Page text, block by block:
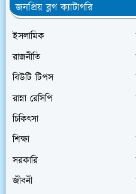
জনপ্রিয় ব্লগ ক্যাটাগরি
ইসলামিক
রাজনীতি
বিউটি টিপস
রান্না রেসিপি
চিকিৎসা
শিক্ষা
সরকারি
জীবনী